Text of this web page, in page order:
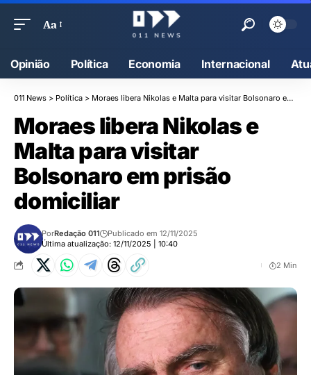
Aa
Opinião Política Economia Internacional
011 News > Política > Moraes libera Nikolas e Malta para visitar Bolsonaro em prisão domiciliar
Moraes libera Nikolas e
Malta para visitar
Bolsonaro em prisão
domiciliar
Última atualização: 12/11/2025 | 10:40
PorRedação 011 Publicado em 12/11/2025
2 Min